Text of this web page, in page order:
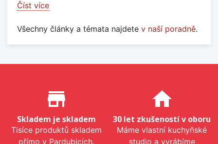
Číst více
Všechny články a témata najdete v naší poradně.
Proč nakupovat u nás?
store_mall_directory
Skladem je skladem
Tisíce produktů skladem
přímo v Pardubicích.
home
30 let zkušeností v oboru
Máme vlastní kuchyňské
studio a vyrábíme